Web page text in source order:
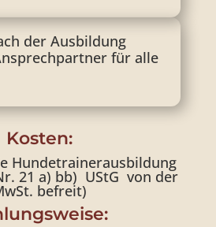
der Ausbildung
für alle
Kosten:
Hundetrainerausbildung
21 a) bb) UStG von der
befreit)